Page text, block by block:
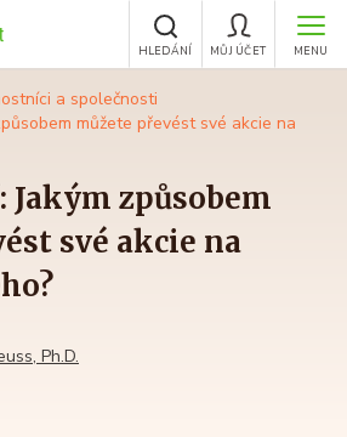
MENU
MŮJ ÚČET
HLEDÁNÍ
a společnosti
můžete převést své akcie na
Jakým způsobem
své akcie na
Ph.D.